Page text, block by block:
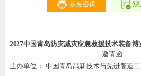
参展咨询 观
2027中国青岛防灾减灾应急救援技术装备博
邀请函
主办单位： 中国青岛高新技术与先进智造